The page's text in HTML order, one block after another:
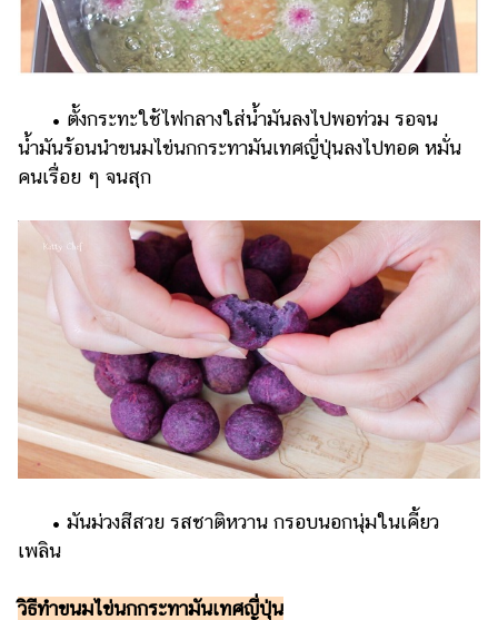
• ตั้งกระทะใช้ไฟกลางใส่น้ำมันลงไปพอท่วม รอจน
น้ำมันร้อนนำขนมไข่นกกระทามันเทศญี่ปุ่นลงไปทอด หมั่น
คนเรื่อย ๆ จนสุก
• มันม่วงสีสวย รสชาติหวาน กรอบนอกนุ่มในเคี้ยว
เพลิน
วิธีทำขนมไข่นกกระทามันเทศญี่ปุ่น